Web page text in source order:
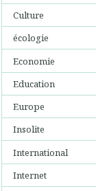
Culture
écologie
Economie
Education
Europe
Insolite
International
Internet